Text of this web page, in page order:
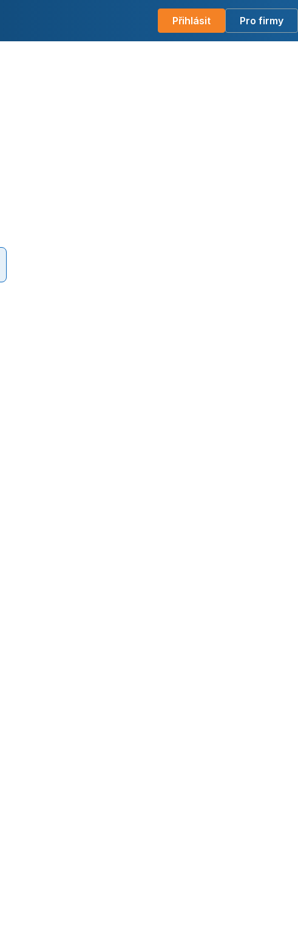
Přihlásit Pro firmy